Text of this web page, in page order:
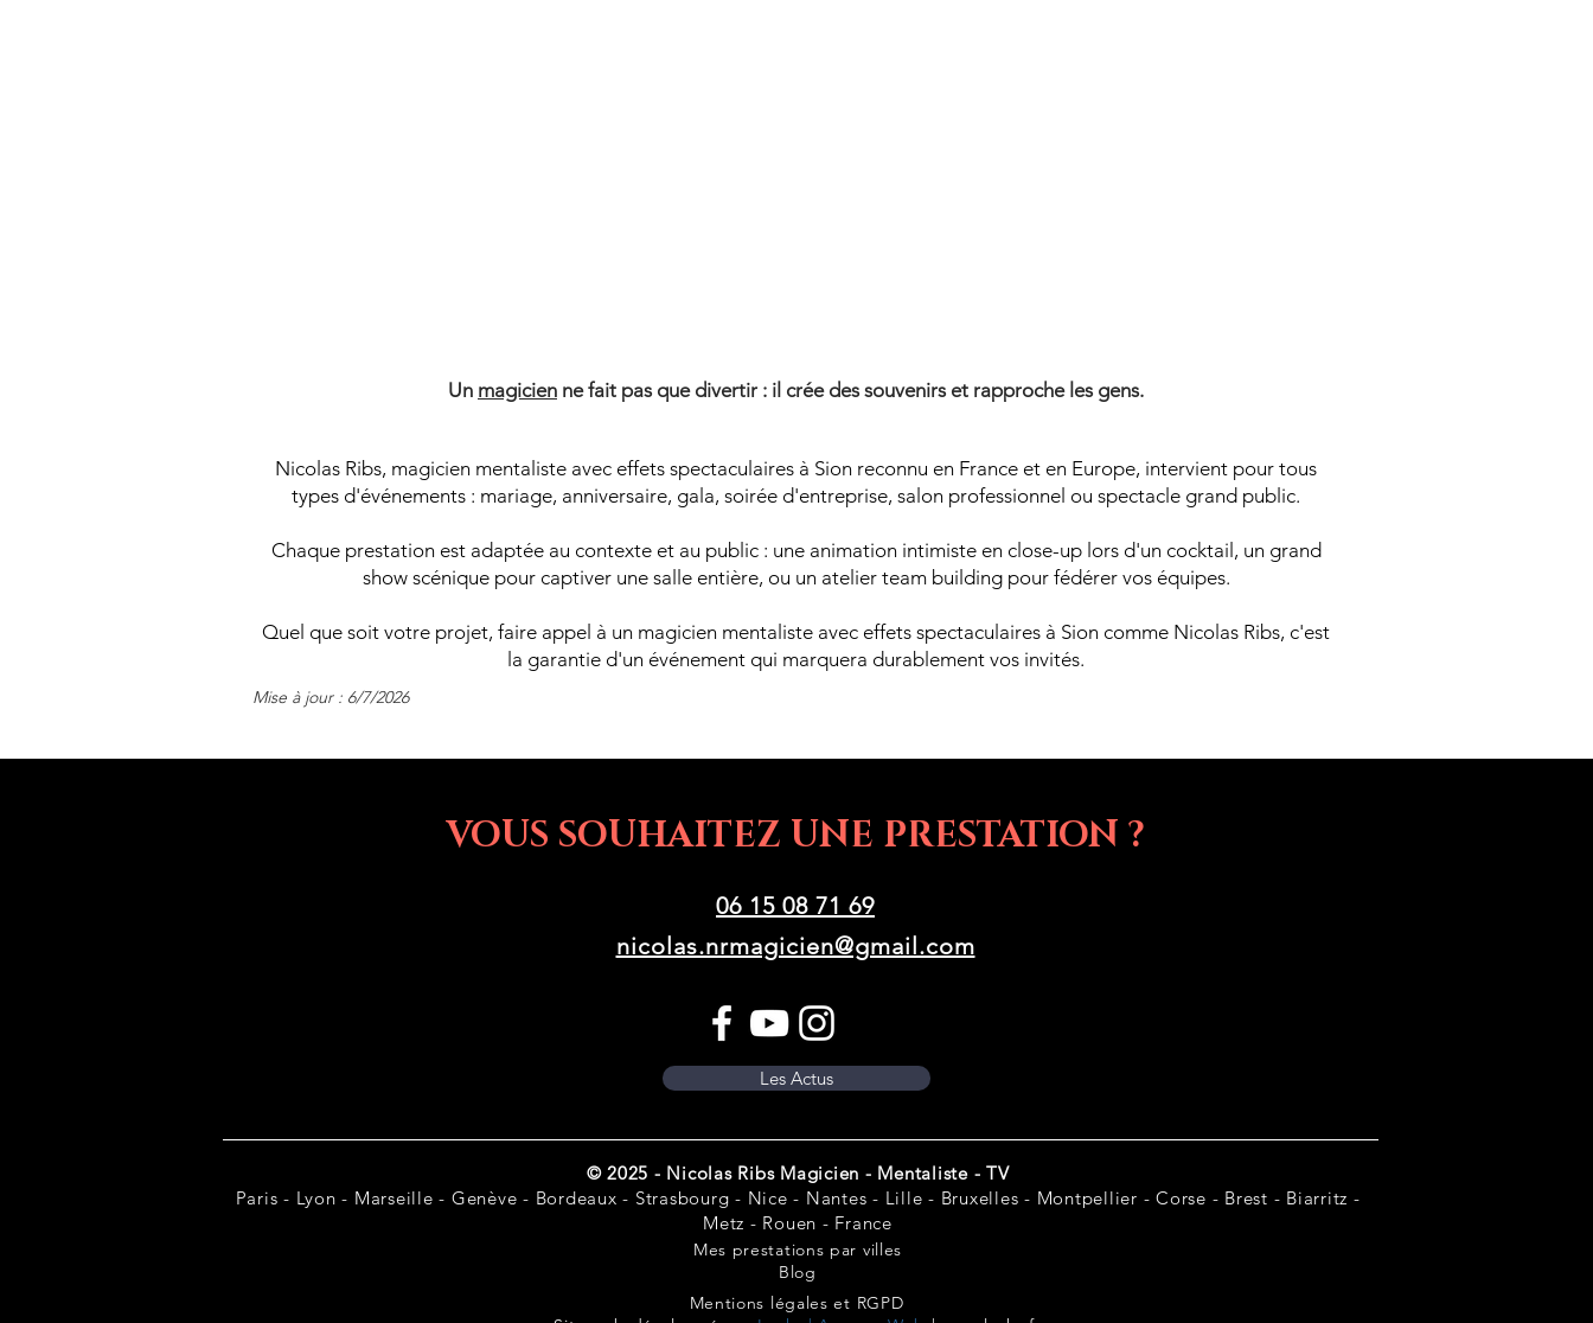
Un magicien ne fait pas que divertir : il crée des souvenirs et rapproche les gens.
Nicolas Ribs, magicien mentaliste avec effets spectaculaires à Sion reconnu en France et en Europe, intervient pour tous
types d'événements : mariage, anniversaire, gala, soirée d'entreprise, salon professionnel ou spectacle grand public.
Chaque prestation est adaptée au contexte et au public : une animation intimiste en close-up lors d'un cocktail, un grand
show scénique pour captiver une salle entière, ou un atelier team building pour fédérer vos équipes.
Quel que soit votre projet, faire appel à un magicien mentaliste avec effets spectaculaires à Sion comme Nicolas Ribs, c'est
la garantie d'un événement qui marquera durablement vos invités.
Mise à jour : 6/7/2026
VOUS SOUHAITEZ UNE PRESTATION ?
06 15 08 71 69
nicolas.nrmagicien@gmail.com
Les Actus
© 2025 - Nicolas Ribs Magicien - Mentaliste - TV
Paris - Lyon - Marseille - Genève - Bordeaux - Strasbourg - Nice - Nantes - Lille - Bruxelles - Montpellier - Corse - Brest - Biarritz -
Metz - Rouen - France
Mes prestations par villes
Blog
Mentions légales et RGPD